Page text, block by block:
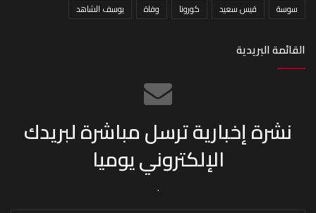
سوسة
قيس سعيد كورونا وفاة يوسف الشاهد
القائمة البريدية
نشرة إخبارية ترسل مباشرة لبريدك
الإلكتروني يوميا
.